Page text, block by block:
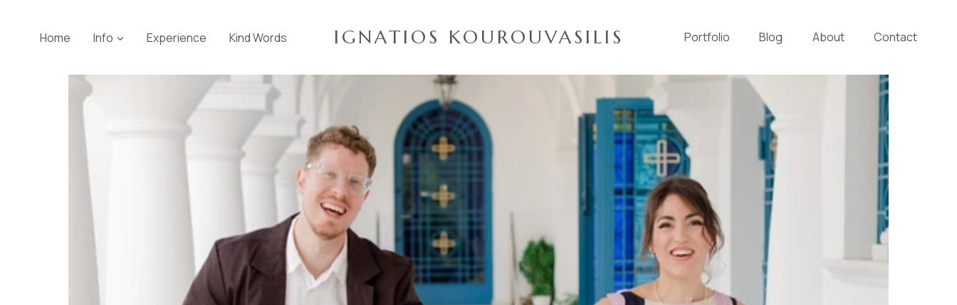
contentHome Info Experience Kind Words IGNATIOS KOUROUVASILIS Portfolio Blog About Contact